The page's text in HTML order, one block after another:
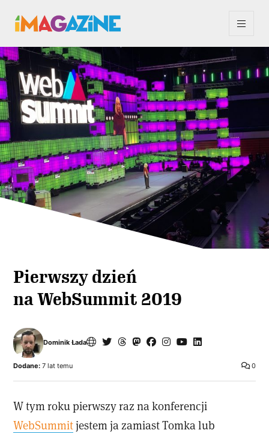
Pierwszy dzień
na WebSummit 2019
Dominik Łada
0
Dodane: 7 lat temu
W tym roku pierwszy raz na konferencji
WebSummitjestem ja zamiast Tomka lub